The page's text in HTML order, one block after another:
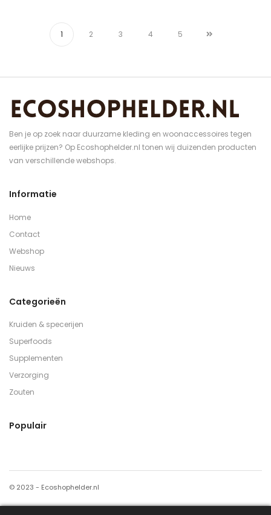
1 2 3 4 5
Ben je op zoek naar duurzame kleding en woonaccessoires tegen
eerlijke prijzen? Op Ecoshophelder.nl tonen wij duizenden producten
van verschillende webshops.
Informatie
Home
Contact
Webshop
Nieuws
Categorieën
Kruiden & specerijen
Superfoods
Supplementen
Verzorging
Zouten
Populair
© 2023 - Ecoshophelder.nl